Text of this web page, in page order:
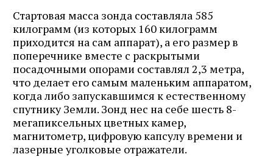
Стартовая масса зонда составляла 585
килограмм (из которых 160 килограмм
приходится на сам аппарат), а его размер в
поперечнике вместе с раскрытыми
посадочными опорами составлял 2,3 метра,
что делает его самым маленьким аппаратом,
когда либо запускавшимся к естественному
спутнику Земли. Зонд нес на себе шесть 8-
мегапиксельных цветных камер,
магнитометр, цифровую капсулу времени и
лазерные уголковые отражатели.